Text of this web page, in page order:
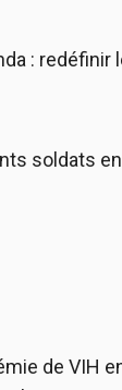
: redéfinir
soldats
de VIH